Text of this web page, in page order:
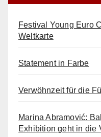
Festival Young Euro
Weltkarte
Statement in Farbe
Verwöhnzeit für die
Marina Abramović:
Exhibition geht in die